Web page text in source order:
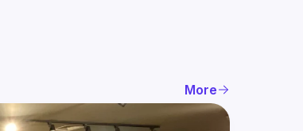
More